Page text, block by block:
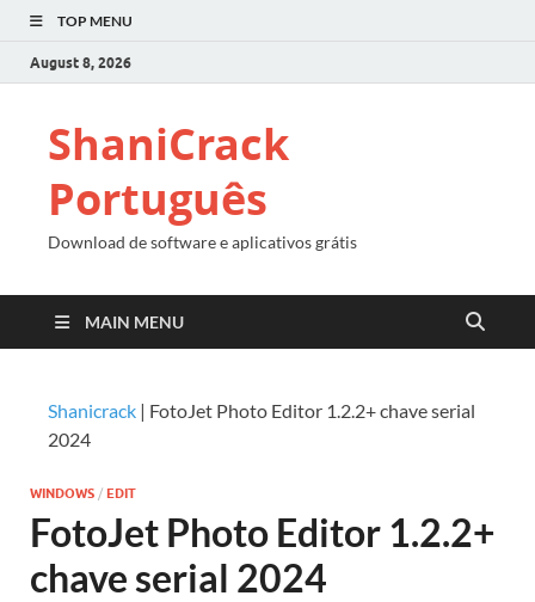
TOP MENU
August 8, 2026
ShaniCrack
Português
Download de software e aplicativos grátis
MAIN MENU
Shanicrack | FotoJet Photo Editor 1.2.2+ chave serial
2024
WINDOWS / EDIT
FotoJet Photo Editor 1.2.2+
chave serial 2024